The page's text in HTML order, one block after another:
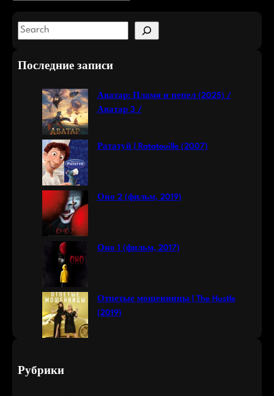
S
a
Последние записи
Аватар: Пламя и пепел (2025) /
Аватар 3 /
Рататуй | Ratatouille (2007)
Оно 2 (фильм, 2019)
Оно 1 (фильм, 2017)
Отпетые мошенницы | The Hustle
(2019)
Рубрики